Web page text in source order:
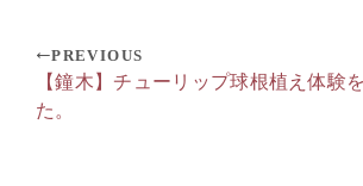
PREVIOUS
【鐘木】チューリップ球根植え体験
た。